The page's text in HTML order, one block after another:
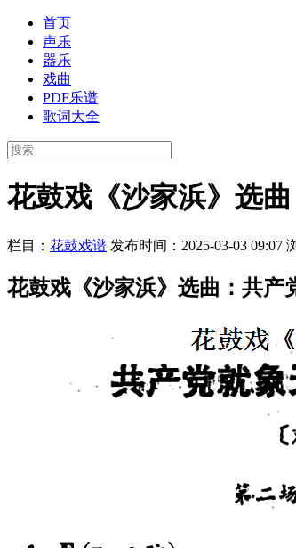
首页
声乐
器乐
戏曲
PDF乐谱
歌词大全
花鼓戏《沙家浜》选
栏目： 花鼓戏谱 发布时间：2025-03-03 09:07
花鼓戏《沙家浜》选曲：共产